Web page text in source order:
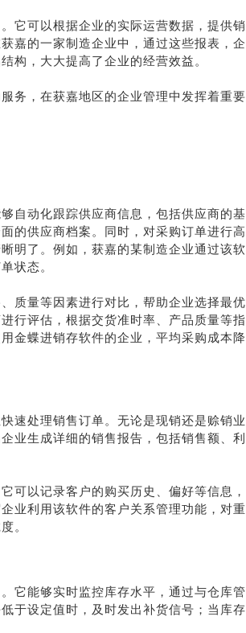
它可以根据企业的实际运营数据，提供销
嘉的一家制造企业中，通过这些报表，企
构，大大提高了企业的经营效益。
务，在获嘉地区的企业管理中发挥着重要
自动化跟踪供应商信息，包括供应商的基
的供应商档案。同时，对采购订单进行高
明了。例如，获嘉的某制造企业通过该软
状态。
质量等因素进行对比，帮助企业选择最优
行评估，根据交货准时率、产品质量等指
金蝶进销存软件的企业，平均采购成本降
速处理销售订单。无论是现销还是赊销业
业生成详细的销售报告，包括销售额、利
可以记录客户的购买历史、偏好等信息，
业利用该软件的客户关系管理功能，对重
。
它能够实时监控库存水平，通过与仓库管
于设定值时，及时发出补货信号；当库存